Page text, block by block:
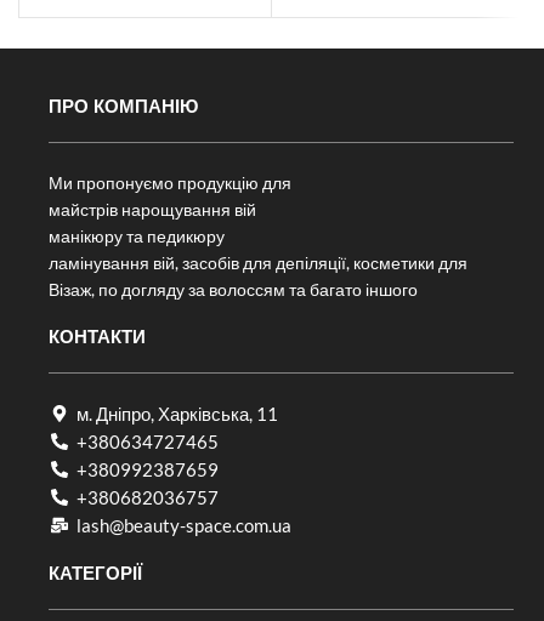
ПРО КОМПАНІЮ
Ми пропонуємо продукцію для
майстрів нарощування вій
манікюру та педикюру
ламінування вій, засобів для депіляції, косметики для
Візаж, по догляду за волоссям та багато іншого
КОНТАКТИ
м. Дніпро, Харківська, 11
+380634727465
+380992387659
+380682036757​
lash@beauty-space.com.ua
КАТЕГОРІЇ